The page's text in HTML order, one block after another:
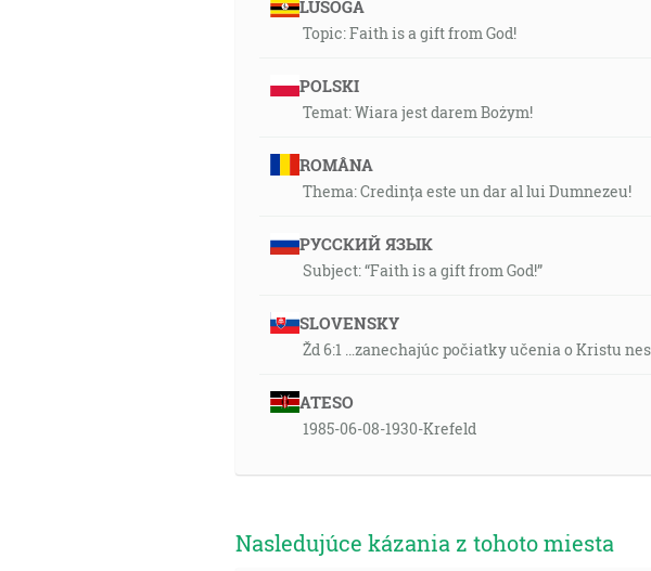
LUSOGA
Topic: Faith is a gift from God!
POLSKI
Temat: Wiara jest darem Bożym!
ROMÂNA
Thema: Credința este un dar al lui Dumnezeu!
РУССКИЙ ЯЗЫК
Subject: “Faith is a gift from God!”
SLOVENSKY
Žd 6:1 …zanechajúc počiatky učenia o Kristu
ATESO
1985-06-08-1930-Krefeld
Nasledujúce kázania z tohoto miesta